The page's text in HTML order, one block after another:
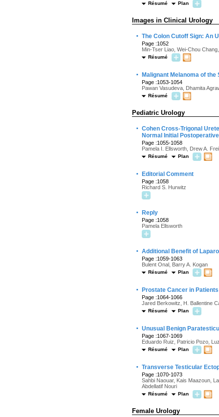
Résumé Plan
Images in Clinical Urology
· The Colon Cutoff Sign: An
Page :1052
Min-Tser Liao, Wei-Chou
Résumé
· Malignant Melanoma of the
Page :1053-1054
Pawan Vasudeva, Dhamita
Résumé
Pediatric Urology
· Cohen Cross-Trigonal
Normal Initial
Page :1055-1058
Pamela I. Ellsworth, Drew A.
Résumé Plan
· Editorial Comment
Page :1058
Richard S. Hurwitz
· Reply
Page :1058
Pamela Ellsworth
· Additional Benefit of
Page :1059-1063
Bulent Onal, Barry A. Kogan
Résumé Plan
· Prostate Cancer in
Page :1064-1066
Jared Berkowitz, H. Ballentine
Résumé Plan
· Unusual Benign
Page :1067-1069
Eduardo Ruiz, Patricio Pozo,
Résumé Plan
· Transverse Testicular
Page :1070-1073
Sahbi Naouar, Kais Maazoun,
Abdellatif Nouri
Résumé Plan
Female Urology